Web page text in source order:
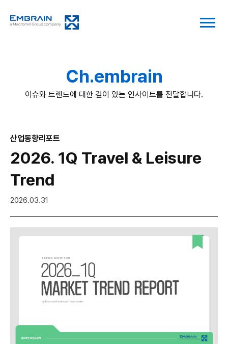
Ch.embrain
이슈와 트렌드에 대한 깊이 있는 인사이트를 전달합니다.
산업동향리포트
2026. 1Q Travel & Leisure
Trend
2026.03.31